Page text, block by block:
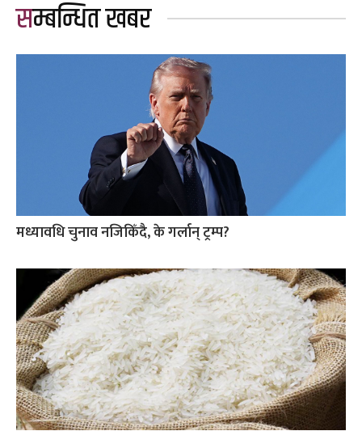
सम्बन्धित खबर
मध्यावधि चुनाव नजिकिँदै, के गर्लान् ट्रम्प?